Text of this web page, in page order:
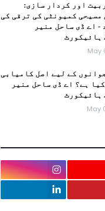
اور کردار سازی:
مسیحی کمیونٹی کی ترقی کی
- اے ڈی ساحل منیر
ہائیکورٹ
May
کے لیے اصل کامیابی
ہے؟ اے ڈی ساحل منیر
ہائیکورٹ
May